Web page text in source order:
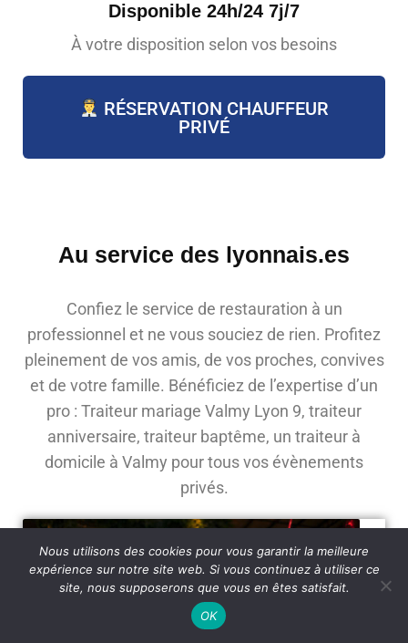
Disponible 24h/24 7j/7
À votre disposition selon vos besoins
RÉSERVATION CHAUFFEUR
PRIVÉ
Au service des lyonnais.es
Confiez le service de restauration à un
professionnel et ne vous souciez de rien. Profitez
pleinement de vos amis, de vos proches, convives
et de votre famille. Bénéficiez de l’expertise d’un
pro : Traiteur mariage Valmy Lyon 9, traiteur
anniversaire, traiteur baptême, un traiteur à
domicile à Valmy pour tous vos évènements
privés.
Nous utilisons des cookies pour vous garantir la meilleure
expérience sur notre site web. Si vous continuez à utiliser ce
site, nous supposerons que vous en êtes satisfait.
OK